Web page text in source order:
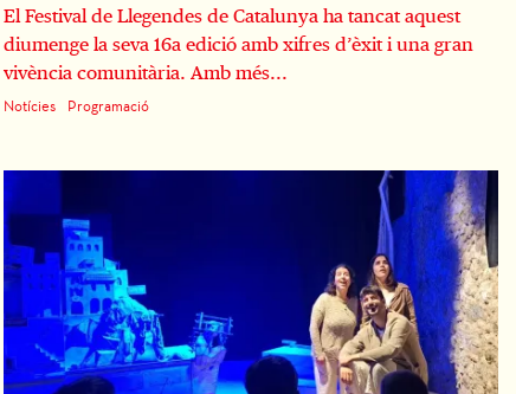
El Festival de Llegendes de Catalunya ha tancat aquest
diumenge la seva 16a edició amb xifres d’èxit i una gran
vivència comunitària. Amb més...
Notícies Programació